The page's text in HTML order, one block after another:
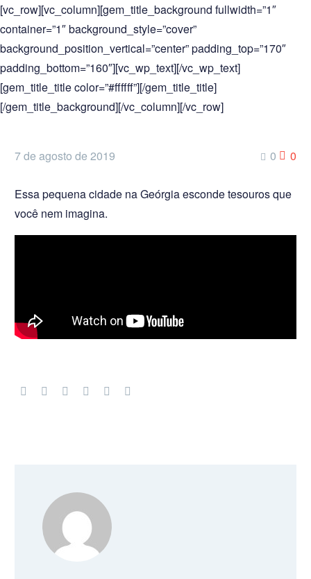
[vc_row][vc_column][gem_title_background fullwidth=”1″
container=”1″ background_style=”cover”
background_position_vertical=”center” padding_top=”170″
padding_bottom=”160″][vc_wp_text][/vc_wp_text]
[gem_title_title color=”#ffffff”][/gem_title_title]
[/gem_title_background][/vc_column][/vc_row]
0 0
7 de agosto de 2019
Essa pequena cidade na Geórgia esconde tesouros que
você nem imagina.